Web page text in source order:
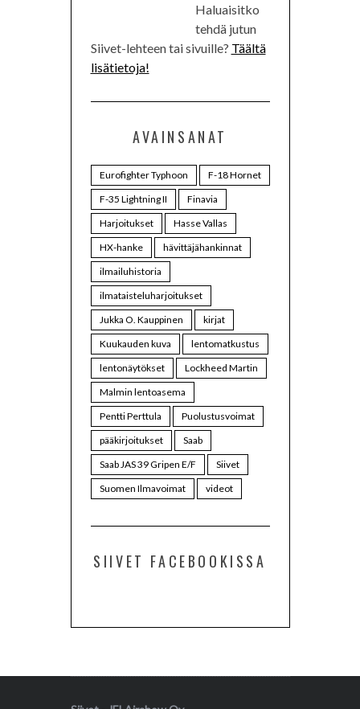
Haluaisitko
tehdä jutun
Siivet-lehteen tai sivuille? Täältä
lisätietoja!
AVAINSANAT
Eurofighter Typhoon
F-18 Hornet
F-35 Lightning II
Finavia
Harjoitukset
Hasse Vallas
HX-hanke
hävittäjähankinnat
ilmailuhistoria
ilmataisteluharjoitukset
Jukka O. Kauppinen
kirjat
Kuukauden kuva
lentomatkustus
lentonäytökset
Lockheed Martin
Malmin lentoasema
Pentti Perttula
Puolustusvoimat
pääkirjoitukset
Saab
Saab JAS 39 Gripen E/F
Siivet
Suomen Ilmavoimat
videot
SIIVET FACEBOOKISSA